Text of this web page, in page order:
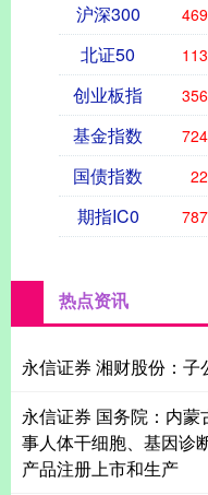
沪深300
北证50
创业板指
基金指数
国债指数
期指IC0
热点资讯
永信证券 湘财股份：
永信证券 国务院：内
事人体干细胞、基因诊
产品注册上市和生产